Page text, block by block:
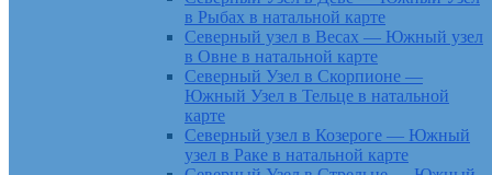
в Рыбах в натальной карте
Северный узел в Весах — Южный узел
в Овне в натальной карте
Северный Узел в Скорпионе —
Южный Узел в Тельце в натальной
карте
Северный узел в Козероге — Южный
узел в Раке в натальной карте